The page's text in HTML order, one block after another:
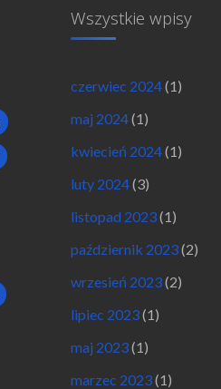
Wszystkie wpisy
czerwiec 2024(1)
maj 2024(1)
kwiecień 2024(1)
luty 2024(3)
listopad 2023(1)
październik 2023(2)
wrzesień 2023(2)
lipiec 2023(1)
maj 2023(1)
marzec 2023(1)